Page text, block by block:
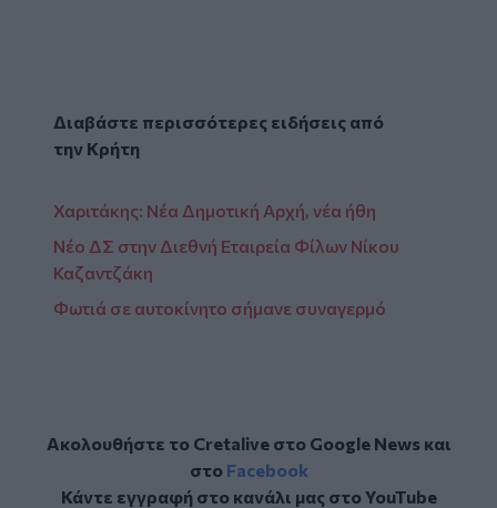
Διαβάστε περισσότερες ειδήσεις από
την Κρήτη
Χαριτάκης: Νέα Δημοτική Αρχή, νέα ήθη
Νέο ΔΣ στην Διεθνή Εταιρεία Φίλων Νίκου
Καζαντζάκη
Φωτιά σε αυτοκίνητο σήμανε συναγερμό
Ακολουθήστε το Cretalive στο Google Newsκαι
στο Facebook
Κάντε εγγραφή στο κανάλι μας στοYouTube